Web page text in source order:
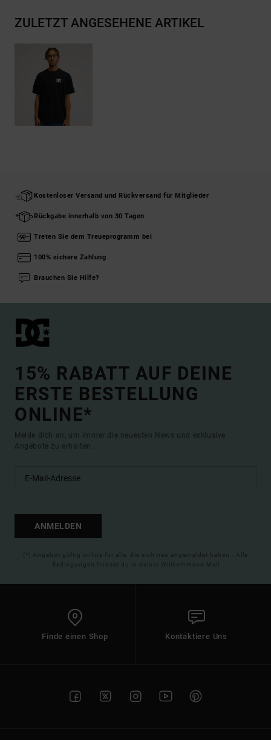
ZULETZT ANGESEHENE ARTIKEL
Kostenloser Versand und Rückversand für Mitglieder
Rückgabe innerhalb von 30 Tagen
Treten Sie dem Treueprogramm bei
100% sichere Zahlung
Brauchen Sie Hilfe?
15% RABATT AUF DEINE
ERSTE BESTELLUNG
ONLINE*
Melde dich an, um immer die neuesten News und exklusive
Angebote zu erhalten.
ANMELDEN
(*) Angebot gültig online für alle, die sich neu angemeldet haben - Alle
Bedingungen findest du in deiner Willkommens-Mail
Finde einen Shop Kontaktiere Uns